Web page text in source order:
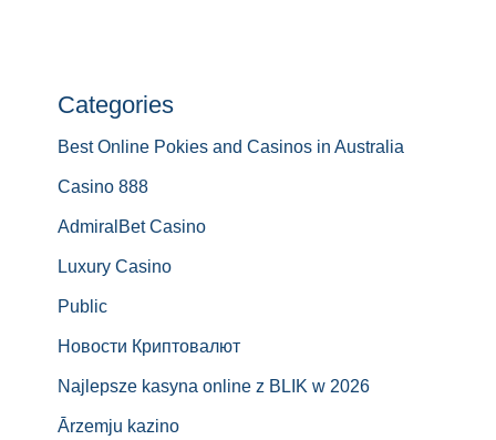
Categories
Best Online Pokies and Casinos in Australia
Casino 888
AdmiralBet Casino
Luxury Casino
Public
Новости Криптовалют
Najlepsze kasyna online z BLIK w 2026
Ārzemju kazino